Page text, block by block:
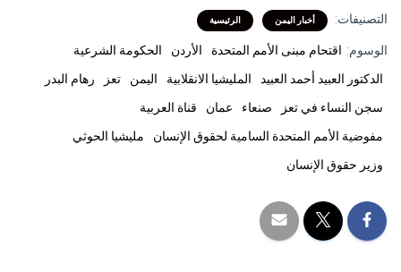
التصنيفات: أخبار اليمن الرئيسية
الوسوم: اقتحام مبنى الأمم المتحدة الأردن
الحكومة الشرعية
الدكتور العبيد أحمد العبيد
المليشيا الانقلابية اليمن تعز
رهام البدر
سجن النساء في تعز
صنعاء عمان
قناة العربية
مفوضية الأمم المتحدة السامية لحقوق الإنسان
مليشيا الحوثي
وزير حقوق الإنسان